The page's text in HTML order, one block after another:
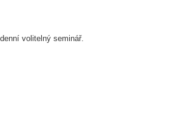
volitelný seminář.